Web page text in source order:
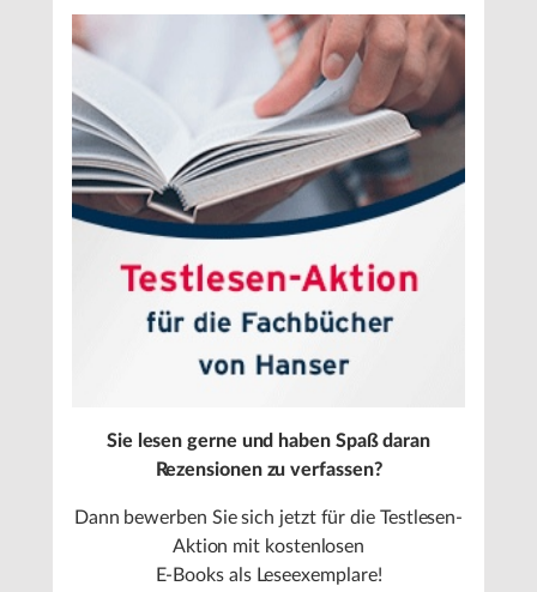
Sie lesen gerne und haben Spaß daran
Rezensionen zu verfassen?
Dann bewerben Sie sich jetzt für die Testlesen-
Aktion mit kostenlosen
E-Books als Leseexemplare!